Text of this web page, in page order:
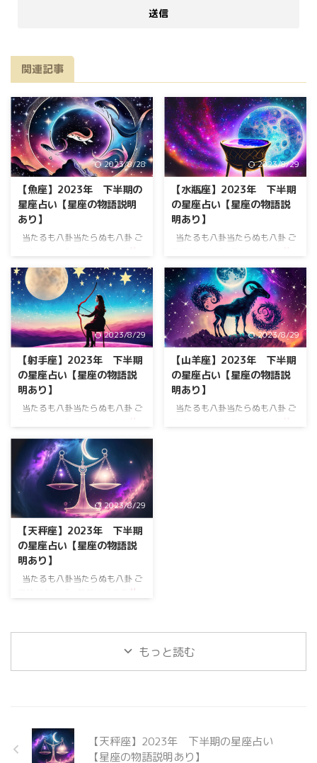
関連記事
2023/8/28
【魚座】2023年 下半期の
星座占い【星座の物語説明
あり】
当たるも八卦当たらぬも八卦 ご
星の物語と一緒に、下半期の星座
占いです。 気に入ったところだ
け、受け取って頂ければ、 幸い
です。 12星座の魚座について
魚座（Pisces）の基本情報 期
間：2月19日～3月20日 支配惑
星：海王星（Neptune）と、昔か
らの友達、木星（Jupiter） 元素
（エレメント）：水 性格：感受
性が高く、思いやりのあるあな
た。 芸術的なセンスもバッチ
ところもあるかも？ &n ...
2023/8/29
【水瓶座】2023年 下半期
の星座占い【星座の物語説
明あり】
当たるも八卦当たらぬも八卦 ご
星の物語と一緒に、下半期の星座
占いです。 気に入ったところだ
け、受け取って頂ければ、 幸い
です。 12星座の水瓶座につい
て 水瓶座（Aquarius）の基本情
報 期間：1月20日～2月18日 支
配惑星：天王星（Uranus）、昔
は土星（Saturn）とも言われて
たよ 元素（エレメント）：風
性格や特性：水瓶座のあなたは、
とっても独立心が強くて、 ...
2023/8/29
【射手座】2023年 下半期
の星座占い【星座の物語説
明あり】
当たるも八卦当たらぬも八卦 ご
星の物語と一緒に、下半期の星座
占いです。 気に入ったところだ
け、受け取って頂ければ、 幸い
です。 12星座の射手座につい
て 射手座（Sagittarius）の基本
情報 期間：11月23日～12月21日
支配惑星：木星（Jupiter） 元
素（エレメント）：火 性格や特
性：あなたは、いつも前向きで、
自由を愛するタイプね。 新しい
こと ...
2023/8/29
【山羊座】2023年 下半期
の星座占い【星座の物語説
明あり】
当たるも八卦当たらぬも八卦 ご
2023/8/29
【天秤座】2023年 下半期
の星座占い【星座の物語説
明あり】
当たるも八卦当たらぬも八卦 ご
け、受け取って頂ければ、 幸い
です。 12星座の天秤座につい
ランスを大切にしてるよね。 人
とのつながりを大 ...
もっと読む
【天秤座】2023年 下半期の星座占い
【星座の物語説明あり】